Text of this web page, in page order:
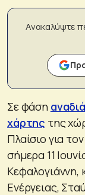
Ανακαλύψτε
Σε φάση
χάρτης της
Πλαίσιο για
σήμερα 11
Κεφαλογιάννη,
Ενέργειας,